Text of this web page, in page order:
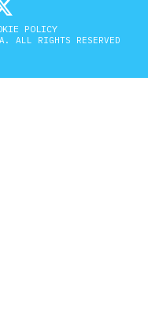
POLICY
ALL RIGHTS RESERVED